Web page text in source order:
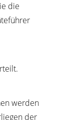
die
werden
der